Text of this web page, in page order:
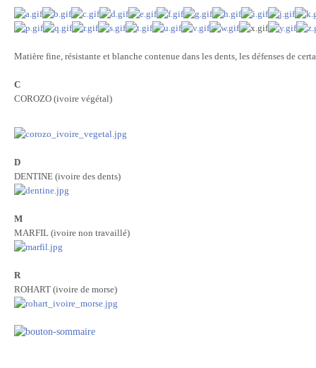
Matière fine, résistante et blanche contenue dans les dents, les défenses de
C
COROZO (ivoire végétal)
D
DENTINE (ivoire des dents)
M
MARFIL (ivoire non travaillé)
R
ROHART (ivoire de morse)